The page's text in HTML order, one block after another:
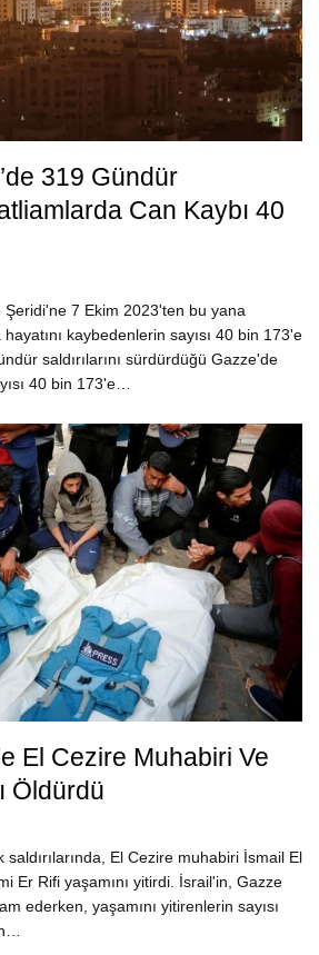
319 Gündür
Can Kaybı 40
7 Ekim 2023'ten bu yana
kaybedenlerin sayısı 40 bin 173'e
saldırılarını sürdürdüğü Gazze'de
40 bin 173'e…
El Cezire Muhabiri Ve
Öldürdü
saldırılarında, El Cezire muhabiri İsmail El
Er Rifi yaşamını yitirdi. İsrail'in, Gazze
ederken, yaşamını yitirenlerin sayısı